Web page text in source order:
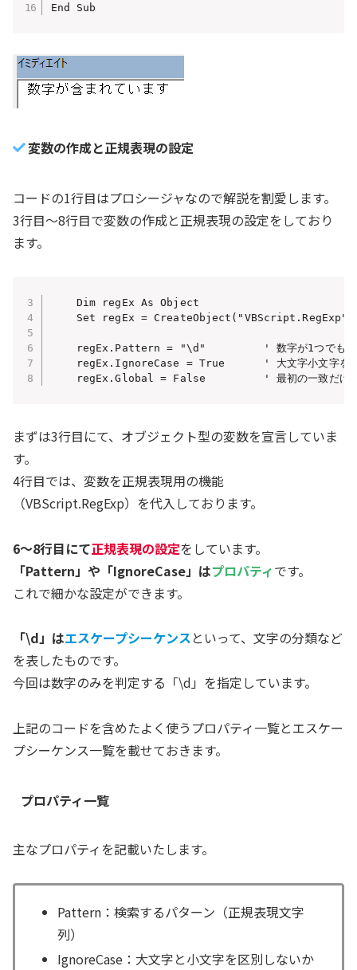
End Sub
変数の作成と正規表現の設定
コードの1行目はプロシージャなので解説を割愛します。
3行目～8行目で変数の作成と正規表現の設定をしており
ます。
    Dim regEx As Object
    Set regEx = CreateObject("VBScript.RegExp")
regEx.Pattern = "\d"         ' 数字が1つでも含
regEx.IgnoreCase = True      ' 大文字小文字を
regEx.Global = False         ' 最初の一致だけ
まずは3行目にて、オブジェクト型の変数を宣言していま
す。
4行目では、変数を正規表現用の機能
（VBScript.RegExp）を代入しております。
6～8行目にて正規表現の設定をしています。
「Pattern」や「IgnoreCase」はプロパティです。
これで細かな設定ができます。
「\d」はエスケープシーケンスといって、文字の分類など
を表したものです。
今回は数字のみを判定する「\d」を指定しています。
上記のコードを含めたよく使うプロパティ一覧とエスケー
プシーケンス一覧を載せておきます。
プロパティ一覧
主なプロパティを記載いたします。
Pattern：検索するパターン（正規表現文字
列）
IgnoreCase：大文字と小文字を区別しないか